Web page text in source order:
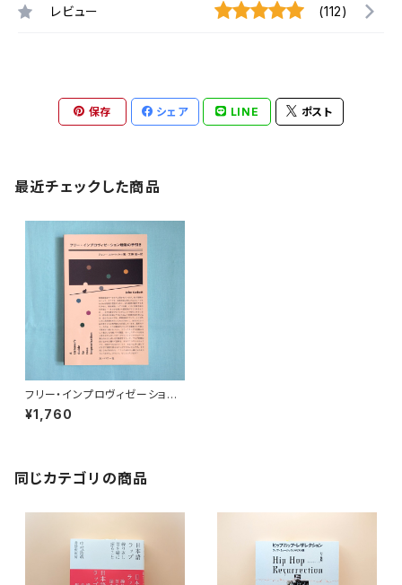
レビュー (112)
保存 シェア LINE ポスト
最近チェックした商品
フリー・インプロヴィゼーション
聴取の手引き
¥1,760
同じカテゴリの商品